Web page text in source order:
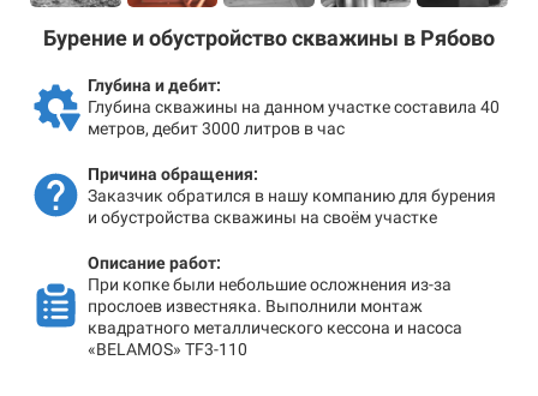
Бурение и обустройство скважины в Рябово
Глубина и дебит:
Глубина скважины на данном участке составила 40
метров, дебит 3000 литров в час
Причина обращения:
Заказчик обратился в нашу компанию для бурения
и обустройства скважины на своём участке
Описание работ:
При копке были небольшие осложнения из-за
прослоев известняка. Выполнили монтаж
квадратного металлического кессона и насоса
«BELAMOS» TF3-110